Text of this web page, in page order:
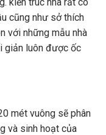
cũng như sở thích
với những mẫu nhà
giản luôn được ốc
mét vuông sẽ phân
và sinh hoạt của